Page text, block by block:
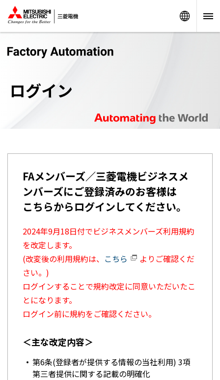
ログイン
FAメンバーズ／三菱電機ビジネスメ
ンバーズにご登録済みのお客様は
こちらからログインしてください。
2024年9月18日付でビジネスメンバーズ利用規約
を改定します。
(改変後の利用規約は、 こちら
よりご確認くだ
さい。)
ログインすることで規約改定に同意いただいたこ
とになります。
ログイン前に規約をご確認ください。
＜主な改定内容＞
第6条(登録者が提供する情報の当社利用) 3項
第三者提供に関する記載の明確化